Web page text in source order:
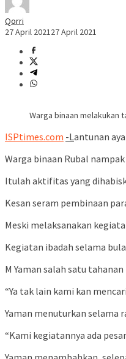
Qorri
27 April 202127 April 2021
Warga binaan melakukan
ISPtimes.com -Lantunan
Warga binaan Rubal
Itulah aktifitas yang
Kesan seram pembinaan
Meski melaksanakan
Kegiatan ibadah selama
M Yaman salah satu
“Ya tak lain kami kan
Yaman menuturkan selama
“Kami kegiatannya ada